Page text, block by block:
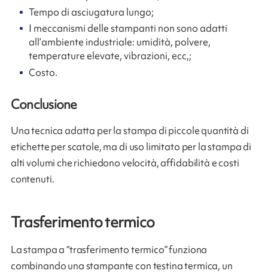
Tempo di asciugatura lungo;
I meccanismi delle stampanti non sono adatti
all’ambiente industriale: umidità, polvere,
temperature elevate, vibrazioni, ecc,;
Costo.
Conclusione
Una tecnica adatta per la stampa di piccole quantità di
etichette per scatole, ma di uso limitato per la stampa di
alti volumi che richiedono velocità, affidabilità e costi
contenuti.
Trasferimento termico
La stampa a “trasferimento termico” funziona
combinando una stampante con testina termica, un